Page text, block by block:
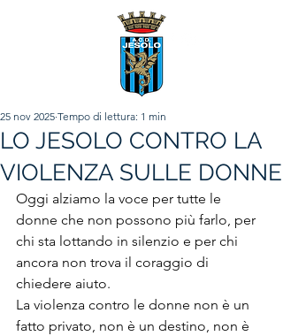
LO JESOLO CONTRO LA
VIOLENZA SULLE DONNE
25 nov 2025 Tempo di lettura: 1 min
Oggi alziamo la voce per tutte le
donne che non possono più farlo, per
chi sta lottando in silenzio e per chi
ancora non trova il coraggio di
chiedere aiuto.
La violenza contro le donne non è un
fatto privato, non è un destino, non è